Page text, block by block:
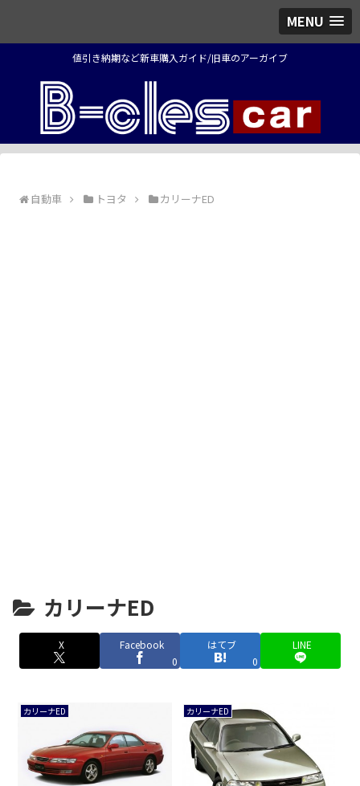
MENU
値引き納期など新車購入ガイド/旧車のアーガイブ
自動車 トヨタ カリーナED
カリーナED
X
Facebook
0
はてブ
0
LINE
カリーナED カリーナED